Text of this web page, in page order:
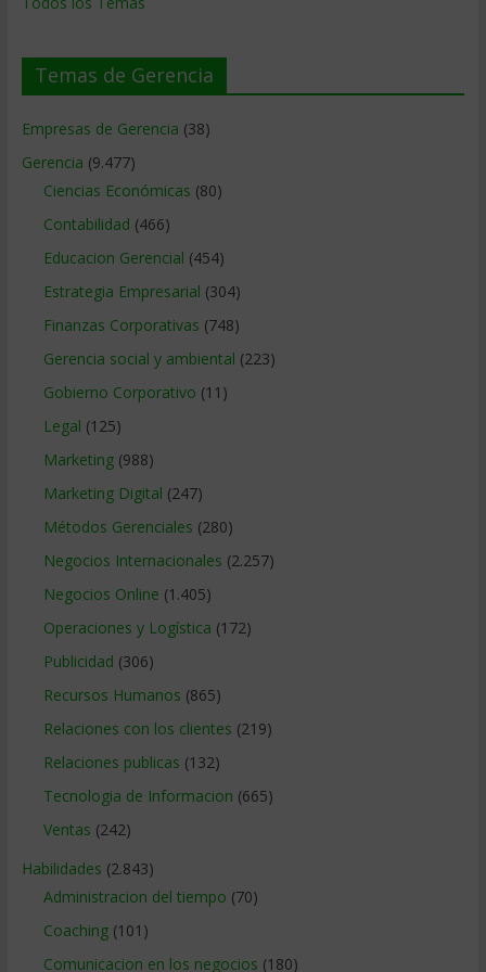
Temas de Gerencia
Empresas de Gerencia (38)
Gerencia (9.477)
Ciencias Económicas (80)
Contabilidad (466)
Educacion Gerencial (454)
Estrategia Empresarial (304)
Finanzas Corporativas (748)
Gerencia social y ambiental (223)
Gobierno Corporativo (11)
Legal (125)
Marketing(988)
Marketing Digital (247)
Métodos Gerenciales (280)
Negocios Internacionales (2.257)
Negocios Online (1.405)
Operaciones y Logística (172)
Publicidad (306)
Recursos Humanos (865)
Relaciones con los clientes (219)
Relaciones publicas (132)
Tecnologia de Informacion (665)
Ventas (242)
Habilidades (2.843)
Administracion del tiempo (70)
Coaching(101)
Comunicacion en los negocios (180)